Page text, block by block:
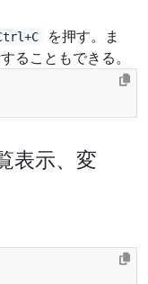
を押す。ま
ることもできる。
表示、変